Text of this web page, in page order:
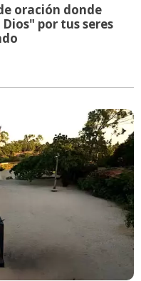
oración donde
por tus seres